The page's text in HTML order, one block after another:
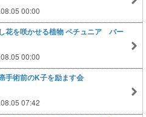
00:00
花を咲かせる植物 ペチュニア バー
00:00
手術前のK子を励ます会
07:42